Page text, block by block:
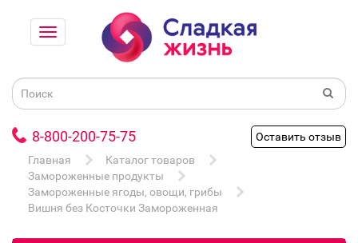
8-800-200-75-75
Оставить отзыв
Главная
Каталог товаров
Замороженные продукты
Замороженные ягоды, овощи, грибы
Вишня без Косточки Замороженная